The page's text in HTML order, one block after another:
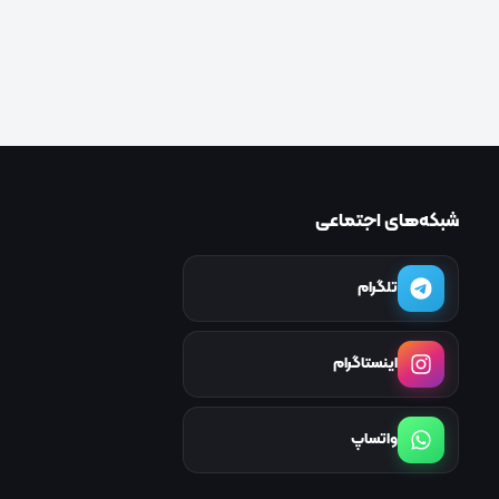
شبکه‌های اجتماعی
تلگرام
اینستاگرام
واتساپ